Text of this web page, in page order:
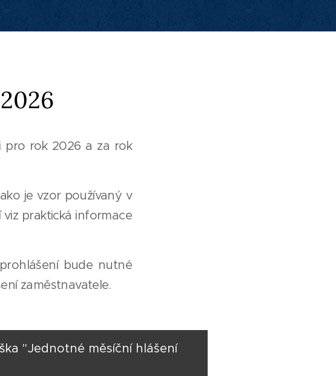
pro rok 2026 a za rok
je vzor používaný v
praktická informace
bude nutné
zaměstnavatele.
"Jednotné měsíční hlášení